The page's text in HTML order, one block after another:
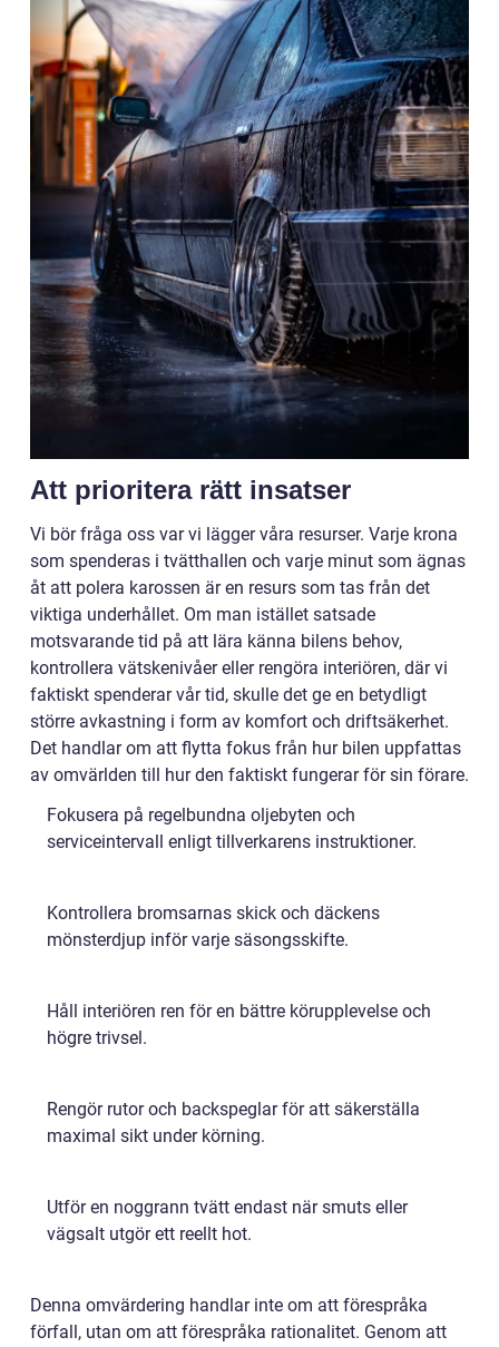
Att prioritera rätt insatser
Vi bör fråga oss var vi lägger våra resurser. Varje krona
som spenderas i tvätthallen och varje minut som ägnas
åt att polera karossen är en resurs som tas från det
viktiga underhållet. Om man istället satsade
motsvarande tid på att lära känna bilens behov,
kontrollera vätskenivåer eller rengöra interiören, där vi
faktiskt spenderar vår tid, skulle det ge en betydligt
större avkastning i form av komfort och driftsäkerhet.
Det handlar om att flytta fokus från hur bilen uppfattas
av omvärlden till hur den faktiskt fungerar för sin förare.
Fokusera på regelbundna oljebyten och
serviceintervall enligt tillverkarens instruktioner.
Kontrollera bromsarnas skick och däckens
mönsterdjup inför varje säsongsskifte.
Håll interiören ren för en bättre körupplevelse och
högre trivsel.
Rengör rutor och backspeglar för att säkerställa
maximal sikt under körning.
Utför en noggrann tvätt endast när smuts eller
vägsalt utgör ett reellt hot.
Denna omvärdering handlar inte om att förespråka
förfall, utan om att förespråka rationalitet. Genom att